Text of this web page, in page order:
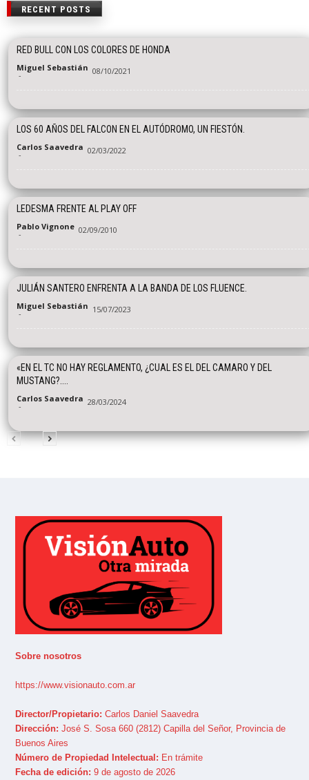
RECENT POSTS
RED BULL CON LOS COLORES DE HONDA
Miguel Sebastián
- 08/10/2021
LOS 60 AÑOS DEL FALCON EN EL AUTÓDROMO, UN FIESTÓN.
Carlos Saavedra
- 02/03/2022
LEDESMA FRENTE AL PLAY OFF
Pablo Vignone
- 02/09/2010
JULIÁN SANTERO ENFRENTA A LA BANDA DE LOS FLUENCE.
Miguel Sebastián
- 15/07/2023
«EN EL TC NO HAY REGLAMENTO, ¿CUAL ES EL DEL CAMARO Y DEL
MUSTANG?....
Carlos Saavedra
- 28/03/2024
Sobre nosotros
https://www.visionauto.com.ar
Director/Propietario: Carlos Daniel Saavedra
Dirección: José S. Sosa 660 (2812) Capilla del Señor, Provincia de
Buenos Aires
Número de Propiedad Intelectual: En trámite
Fecha de edición: 9 de agosto de 2026